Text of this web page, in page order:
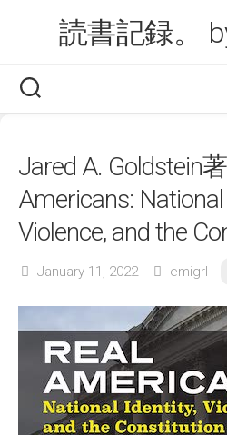
読書記録。
Jared A. Goldstein
Americans:
Violence, and the
January 11, 2022 emigrl